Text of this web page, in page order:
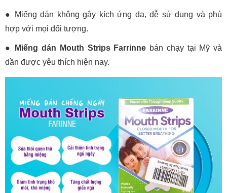
● Miếng dán không gây kích ứng da, dễ sử dụng và phù
hợp với mọi đối tượng.
● Miếng dán Mouth Strips Farrinne bán chạy tại Mỹ và
dần được yêu thích hiện nay.